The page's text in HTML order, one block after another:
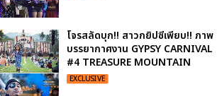
โจรสลัดบุก!! สาวกยิปซีเพียบ!! ภาพ
บรรยากาศงาน GYPSY CARNIVAL
#4 TREASURE MOUNTAIN
EXCLUSIVE